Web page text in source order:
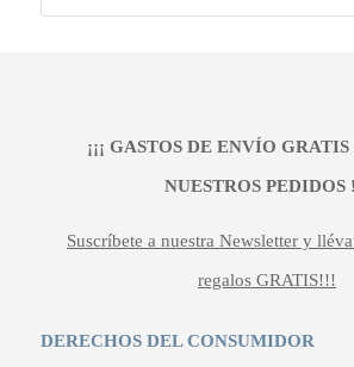
¡¡¡ GASTOS DE ENVÍO
NUESTROS PEDIDOS
Suscríbete a nuestra Newsletter y
regalos GRATIS!!!
DERECHOS DEL CONSUMIDOR